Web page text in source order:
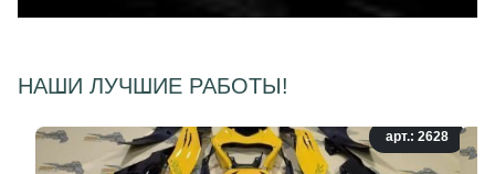
НАШИ ЛУЧШИЕ РАБОТЫ!
арт.: 2628